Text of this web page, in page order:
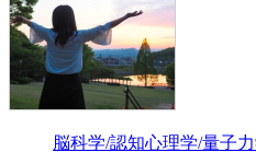
脳科学/認知心理学/量子